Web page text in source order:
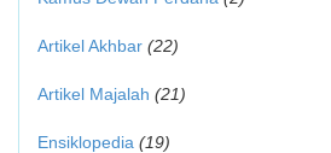
Artikel Akhbar (22)
Artikel Majalah (21)
Ensiklopedia (19)